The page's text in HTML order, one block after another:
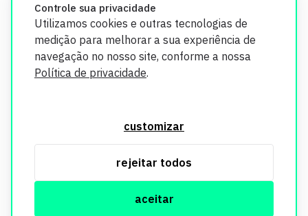
Controle sua privacidade
Utilizamos cookies e outras tecnologias de
medição para melhorar a sua experiência de
navegação no nosso site, conforme a nossa
Política de privacidade.
customizar
rejeitar todos
aceitar
segurança. Todos os dados coletados em nosso site são
utilizados exclusivamente para fins de aprimoramento de
informações, consulte nossa Política de Privacidade.
© Copyright Imobi Report. Todos os direitos reservados.